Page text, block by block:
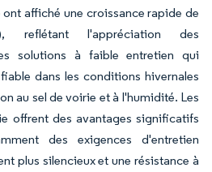
affiché une croissance rapide de
reflétant l'appréciation des
solutions à faible entretien qui
dans les conditions hivernales
au sel de voirie et à l'humidité. Les
offrent des avantages significatifs
des exigences d'entretien
plus silencieux et une résistance à